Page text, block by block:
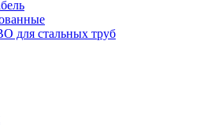
для стальных труб